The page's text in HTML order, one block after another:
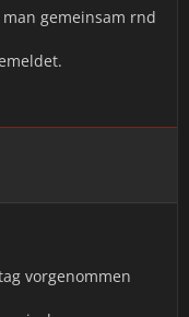
gemeinsam rnd
vorgenommen